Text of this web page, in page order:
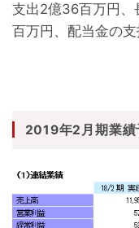
支出2億36百万円、
2019年2月期業績